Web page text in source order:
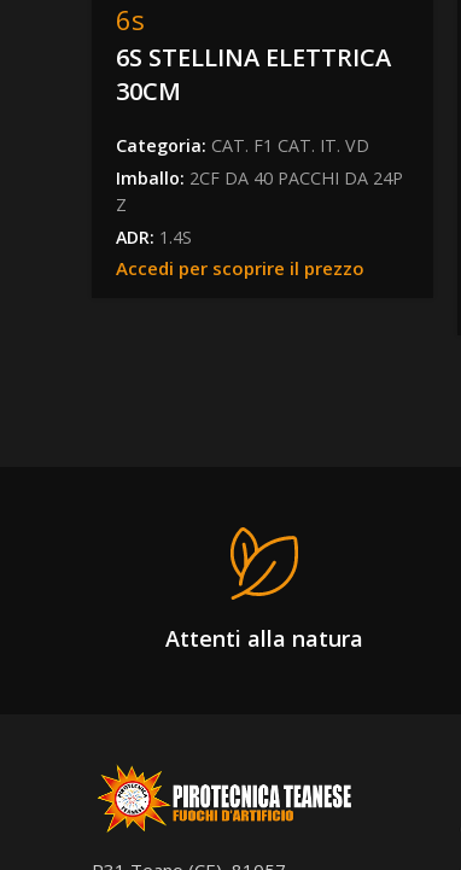
6s
6S STELLINA ELETTRICA
30CM
Categoria: CAT. F1 CAT. IT. VD
Imballo: 2CF DA 40 PACCHI DA 24P
Z
ADR: 1.4S
Accedi per scoprire il prezzo
Attenti alla natura